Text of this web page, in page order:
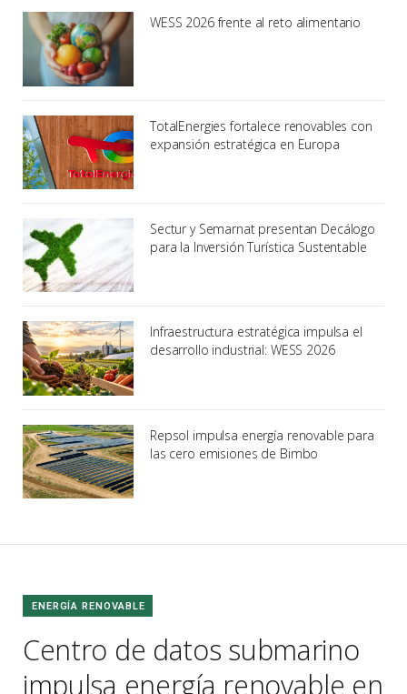
WESS 2026 frente al reto alimentario
TotalEnergies fortalece renovables con
expansión estratégica en Europa
Sectur y Semarnat presentan Decálogo
para la Inversión Turística Sustentable
Infraestructura estratégica impulsa el
desarrollo industrial: WESS 2026
Repsol impulsa energía renovable para
las cero emisiones de Bimbo
ENERGÍA RENOVABLE
Centro de datos submarino
impulsa energía renovable en